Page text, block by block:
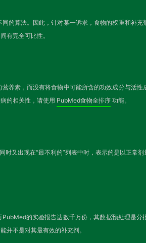
的算法。因此，针对某一诉求，食物的权重和补
有完全可比性。
养素，而没有将食物中可能所含的功效成分与活
的相关性，请使用 PubMed食物全排序 功能。
又出现在“最不利的”列表中时，表示的是以正常
的实验报告达数千万份，其数据预处理是
并不是对其最有效的补充剂。